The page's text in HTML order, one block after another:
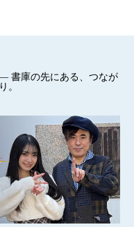
書庫の先にある、つなが
り。